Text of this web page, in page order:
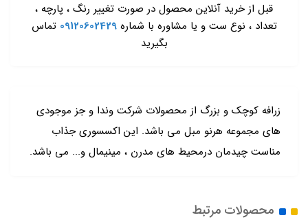
قبل از خرید آنلاین محصول در صورت تغییر رنگ ، پارچه ،
تعداد ، نوع ست و یا مشاوره با شماره09120602429 تماس
بگیرید
زرافه کوچک و بزرگ از محصولات شرکت وندا و جز موجودی
های مجموعه هرنو مبل می باشد. این اکسسوری جذاب
مناست چیدمان درمحیط های مدرن ، مینیمال و... می باشد.
محصولات مرتبط